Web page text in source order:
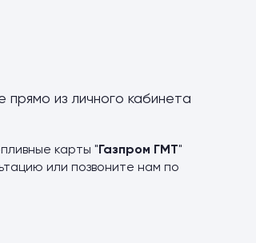
прямо из личного кабинета
карты " Газпром ГМТ"
или позвоните нам по